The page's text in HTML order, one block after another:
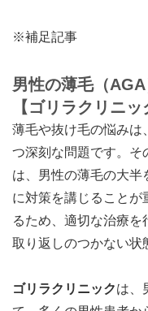
※補足記事
男性の薄毛（
【ゴリラクリニ
薄毛や抜け毛の悩みは
つ深刻な問題です。そ
は、男性の薄毛の大半
に対策を講じることが
るため、適切な治療を
取り返しのつかない状
ゴリラクリニックは、